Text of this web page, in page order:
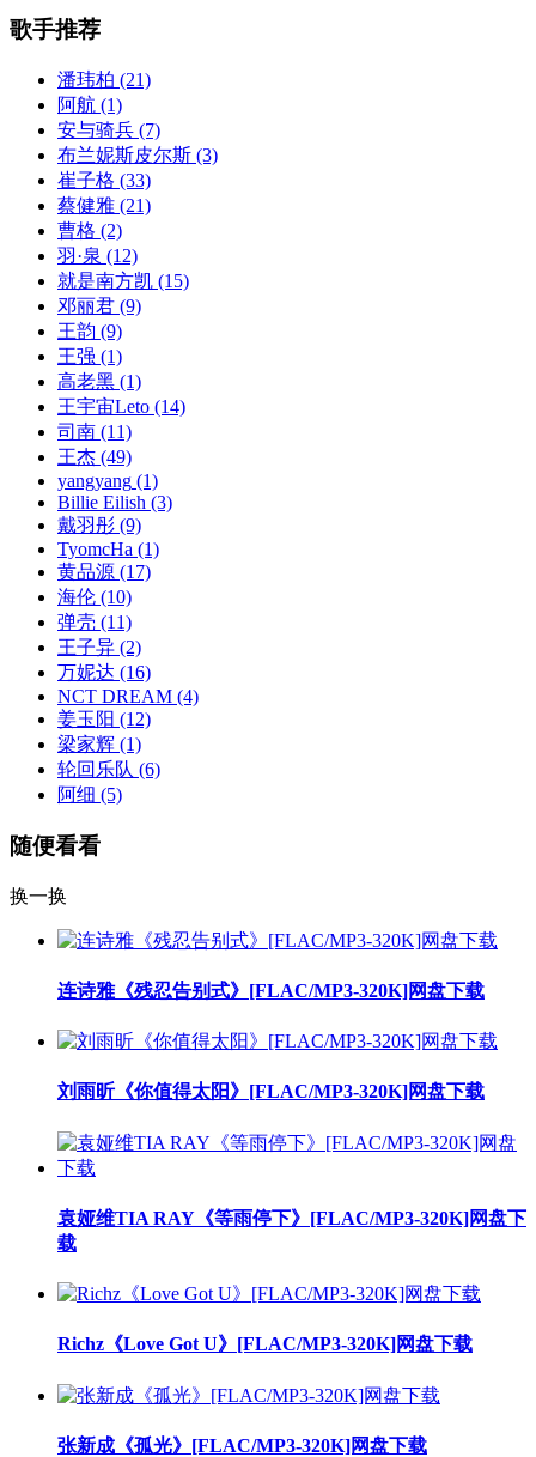
歌手推荐
潘玮柏 (21)
阿航 (1)
安与骑兵 (7)
布兰妮斯皮尔斯 (3)
崔子格 (33)
蔡健雅 (21)
曹格 (2)
羽·泉 (12)
就是南方凯 (15)
邓丽君 (9)
王韵 (9)
王强 (1)
高老黑 (1)
王宇宙Leto (14)
司南 (11)
王杰 (49)
yangyang (1)
Billie Eilish (3)
戴羽彤 (9)
TyomcHa (1)
黄品源 (17)
海伦 (10)
弹壳 (11)
王子异 (2)
万妮达 (16)
NCT DREAM (4)
姜玉阳 (12)
梁家辉 (1)
轮回乐队 (6)
阿细 (5)
随便看看
换一换
连诗雅《残忍告别式》[FLAC/MP3-320K]网盘下载
刘雨昕《你值得太阳》[FLAC/MP3-320K]网盘下载
袁娅维TIA RAY《等雨停下》[FLAC/MP3-320K]网盘下
载
Richz《Love Got U》[FLAC/MP3-320K]网盘下载
张新成《孤光》[FLAC/MP3-320K]网盘下载